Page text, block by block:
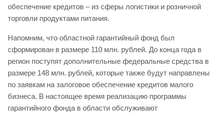
обеспечение кредитов – из сферы логистики и розничной
торговли продуктами питания.
Напомним, что областной гарантийный фонд был
сформирован в размере 110 млн. рублей. До конца года в
регион поступят дополнительные федеральные средства в
размере 148 млн. рублей, которые также будут направлены
по заявкам на залоговое обеспечение кредитов малого
бизнеса. В настоящее время реализацию программы
гарантийного фонда в области обслуживают